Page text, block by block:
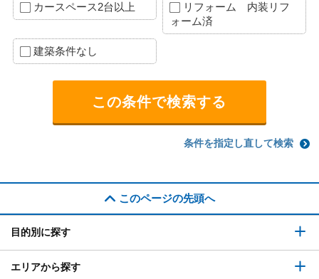
カースペース2台以上
リフォーム 内装リフ
ォーム済
建築条件なし
条件を指定し直して検索
このページの先頭へ
目的別に探す
エリアから探す